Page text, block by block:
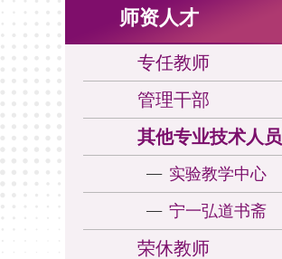
师资人才
专任教师
管理干部
其他专业技术人员
实验教学中心
宁一弘道书斋
荣休教师